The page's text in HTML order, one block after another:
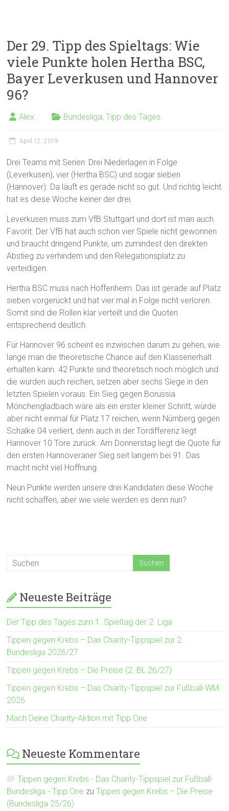
Der 29. Tipp des Spieltags: Wie
viele Punkte holen Hertha BSC,
Bayer Leverkusen und Hannover
96?
Alex Bundesliga,Tipp des Tages
April 12, 2019
Drei Teams mit Serien: Drei Niederlagen in Folge
(Leverkusen), vier (Hertha BSC) und sogar sieben
(Hannover). Da läuft es gerade nicht so gut. Und richtig leicht
hat es diese Woche keiner der drei.
Leverkusen muss zum VfB Stuttgart und dort ist man auch
Favorit. Der VfB hat auch schon vier Spiele nicht gewonnen
und braucht dringend Punkte, um zumindest den direkten
Abstieg zu verhindern und den Relegationsplatz zu
verteidigen.
Hertha BSC muss nach Hoffenheim. Das ist gerade auf Platz
sieben vorgerückt und hat vier mal in Folge nicht verloren.
Somit sind die Rollen klar verteilt und die Quoten
entsprechend deutlich.
Für Hannover 96 scheint es inzwischen darum zu gehen, wie
lange man die theoretische Chance auf den Klassenerhalt
erhalten kann. 42 Punkte sind theoretisch noch möglich und
die würden auch reichen, setzen aber sechs Siege in den
letzten Spielen voraus. Ein Sieg gegen Borussia
Mönchengladbach wäre als ein erster kleiner Schritt, würde
aber nicht einmal für Platz 17 reichen, wenn Nürnberg gegen
Schalke 04 verliert, denn auch in der Tordifferenz liegt
Hannover 10 Tore zurück. Am Donnerstag liegt die Quote für
den ersten Hannoveraner Sieg seit langem bei 91. Das
macht nicht viel Hoffnung.
Neun Punkte werden unsere drei Kandidaten diese Woche
nicht schaffen, aber wie viele werden es denn nun?
Neueste Beiträge
Der Tipp des Tages zum 1. Spieltag der 2. Liga
Tippen gegen Krebs – Das Charity-Tippspiel zur 2.
Bundesliga 2026/27
Tippen gegen Krebs – Die Preise (2. BL 26/27)
Tippen gegen Krebs – Das Charity-Tippspiel zur Fußball-WM
2026
Mach Deine Charity-Aktion mit Tipp.One
Neueste Kommentare
Tippen gegen Krebs - Das Charity-Tippspiel zur Fußball-
Bundesliga - Tipp.One zuTippen gegen Krebs – Die Preise
(Bundesliga 25/26)